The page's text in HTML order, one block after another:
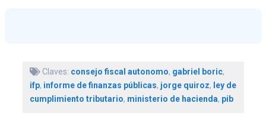
Claves: consejo fiscal autonomo, gabriel boric,
ifp, informe de finanzas públicas, jorge quiroz, ley de
cumplimiento tributario, ministerio de hacienda, pib